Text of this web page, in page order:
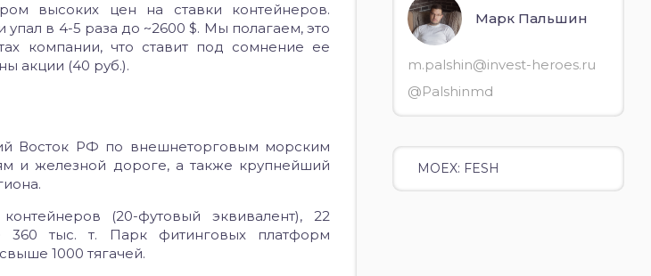
высоких цен на ставки контейнеров.
в 4-5 раза до ~2600 $. Мы полагаем, это
компании, что ставит под сомнение ее
акции (40 руб.).
Восток РФ по внешнеторговым морским
и железной дороге, а также крупнейший
(20-футовый эквивалент), 22
360 тыс. т. Парк фитинговых платформ
1000 тягачей.
Марк Пальшин
m.palshin@invest-heroes.ru
@Palshinmd
MOEX: FESH